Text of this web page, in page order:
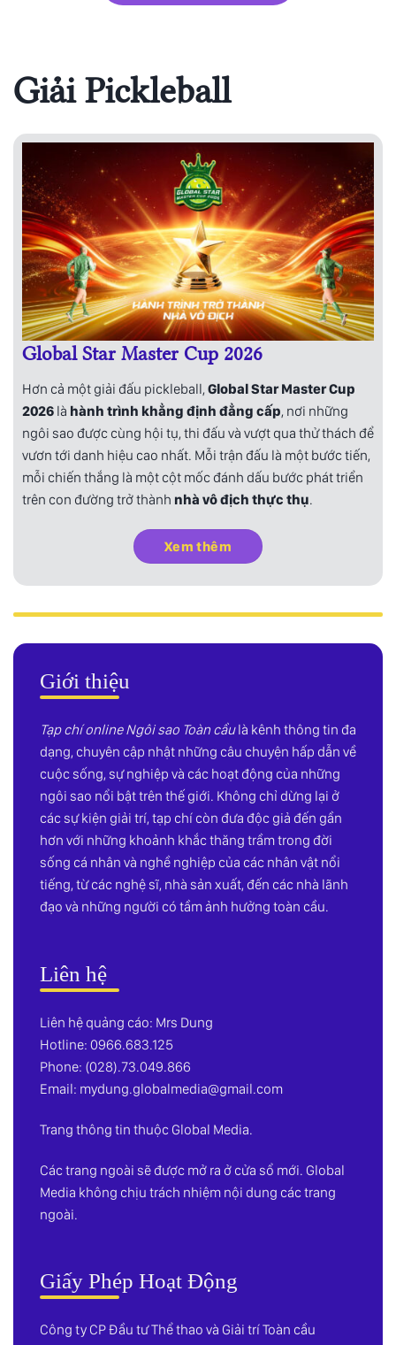
Giải Pickleball
Global Star Master Cup 2026
Hơn cả một giải đấu pickleball, Global Star Master Cup
2026 là hành trình khẳng định đẳng cấp, nơi những
ngôi sao được cùng hội tụ, thi đấu và vượt qua thử thách để
vươn tới danh hiệu cao nhất. Mỗi trận đấu là một bước tiến,
mỗi chiến thắng là một cột mốc đánh dấu bước phát triển
trên con đường trở thành nhà vô địch thực thụ.
Xem thêm
Giới thiệu
Tạp chí online Ngôi sao Toàn cầulà kênh thông tin đa
dạng, chuyên cập nhật những câu chuyện hấp dẫn về
cuộc sống, sự nghiệp và các hoạt động của những
ngôi sao nổi bật trên thế giới. Không chỉ dừng lại ở
các sự kiện giải trí, tạp chí còn đưa độc giả đến gần
hơn với những khoảnh khắc thăng trầm trong đời
sống cá nhân và nghề nghiệp của các nhân vật nổi
tiếng, từ các nghệ sĩ, nhà sản xuất, đến các nhà lãnh
đạo và những người có tầm ảnh hưởng toàn cầu.
Liên hệ
Liên hệ quảng cáo: Mrs Dung
Hotline: 0966.683.125
Phone: (028).73.049.866
Email: mydung.globalmedia@gmail.com
Trang thông tin thuộc Global Media.
Các trang ngoài sẽ được mở ra ở cửa sổ mới. Global
Media không chịu trách nhiệm nội dung các trang
ngoài.
Giấy Phép Hoạt Động
Công ty CP Đầu tư Thể thao và Giải trí Toàn cầu